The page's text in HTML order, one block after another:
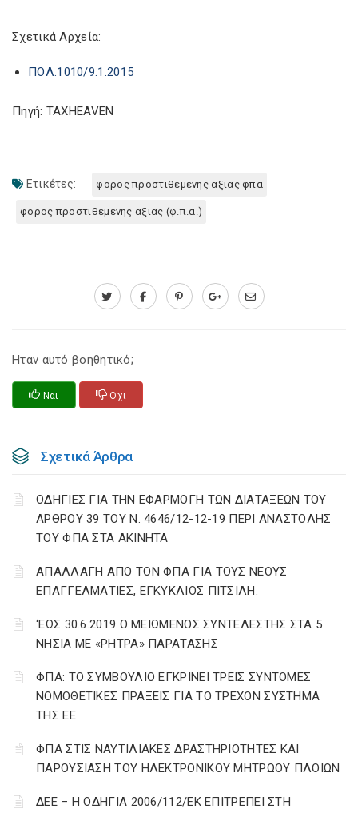
Σχετικά Αρχεία:
ΠΟΛ.1010/9.1.2015
Πηγή: TAXHEAVEN
Ετικέτες: φορος προστιθεμενης αξιας φπα
φορος προστιθεμενης αξιας (φ.π.α.)
Ηταν αυτό βοηθητικό;
Ναι Οχι
Σχετικά Άρθρα
ΟΔΗΓΙΕΣ ΓΙΑ ΤΗΝ ΕΦΑΡΜΟΓΗ ΤΩΝ ΔΙΑΤΑΞΕΩΝ ΤΟΥ
ΑΡΘΡΟΥ 39 ΤΟΥ Ν. 4646/12-12-19 ΠΕΡΙ ΑΝΑΣΤΟΛΗΣ
ΤΟΥ ΦΠΑ ΣΤΑ ΑΚΙΝΗΤΑ
ΑΠΑΛΛΑΓΗ ΑΠΟ ΤΟΝ ΦΠΑ ΓΙΑ ΤΟΥΣ ΝΕΟΥΣ
ΕΠΑΓΓΕΛΜΑΤΙΕΣ, ΕΓΚΥΚΛΙΟΣ ΠΙΤΣΙΛΗ.
‘ΕΩΣ 30.6.2019 Ο ΜΕΙΩΜΕΝΟΣ ΣΥΝΤΕΛΕΣΤΗΣ ΣΤΑ 5
ΝΗΣΙΑ ΜΕ «ΡΗΤΡΑ» ΠΑΡΑΤΑΣΗΣ
ΦΠΑ: ΤΟ ΣΥΜΒΟΥΛΙΟ ΕΓΚΡΙΝΕΙ ΤΡΕΙΣ ΣΥΝΤΟΜΕΣ
ΝΟΜΟΘΕΤΙΚΕΣ ΠΡΑΞΕΙΣ ΓΙΑ ΤΟ ΤΡΕΧΟΝ ΣΥΣΤΗΜΑ
ΤΗΣ ΕΕ
ΦΠΑ ΣΤΙΣ ΝΑΥΤΙΛΙΑΚΕΣ ΔΡΑΣΤΗΡΙΟΤΗΤΕΣ ΚΑΙ
ΠΑΡΟΥΣΙΑΣΗ ΤΟΥ ΗΛΕΚΤΡΟΝΙΚΟΥ ΜΗΤΡΩΟΥ ΠΛΟΙΩΝ
ΔΕΕ – Η ΟΔΗΓΙΑ 2006/112/ΕΚ ΕΠΙΤΡΕΠΕΙ ΣΤΗ